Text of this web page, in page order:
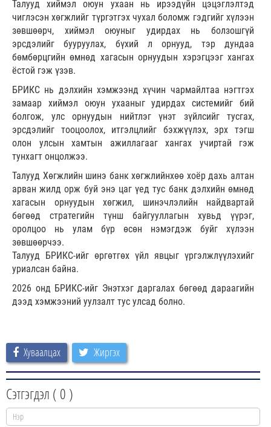
Талууд хиймэл оюун ухаан нь ирээдүйн цэцэглэлтэд
чиглэсэн хөгжлийг түргэтгэх чухал боломж гэдгийг хүлээн
зөвшөөрч, хиймэл оюуныг удирдах нь болзошгүй
эрсдэлийг бууруулах, бүхий л орнууд, тэр дундаа
бөмбөрцгийн өмнөд хагасын орнуудын хэрэгцээг хангах
ёстой гэж үзэв.
БРИКС нь дэлхийн хэмжээнд хүчин чармайлтаа нэгтгэх
замаар хиймэл оюун ухааныг удирдах системийг бий
болгож, улс орнуудын нийтлэг үнэт зүйлсийг тусгах,
эрсдэлийг тооцоолох, итгэлцлийг бэхжүүлэх, эрх тэгш
олон улсын хамтын ажиллагааг хангах учиртай гэж
тунхагт онцолжээ.
Талууд Хөгжлийн шинэ банк хөгжлийнхөө хоёр дахь алтан
арван жилд орж буй энэ цаг үед тус банк дэлхийн өмнөд
хагасын орнуудын хөгжил, шинэчлэлийн найдвартай
бөгөөд стратегийн түнш байгууллагын хувьд үүрэг,
оролцоо нь улам бүр өсөн нэмэгдэж буйг хүлээн
зөвшөөрчээ.
Талууд БРИКС-ийг өргөтгөх үйл явцыг үргэлжлүүлэхийг
уриалсан байна.
2026 онд БРИКС-ийг Энэтхэг даргалах бөгөөд дараагийн
дээд хэмжээний уулзалт тус улсад болно.
Хуваалцах Жиргэх
Сэтгэгдэл ( 0 )